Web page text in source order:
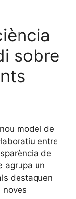
sobre
model de
entre
de
agrupa un
destaquen
noves